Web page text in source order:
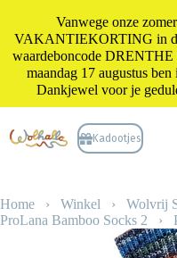
naar
de
Kadootjes
Home › Winkel › Wolvrij
ProLana Bamboo Socks 2 ›
Vanwege onze
VAKANTIEKORTING in
waardeboncode DRENTHE
maandag 17 augustus
Dankjewel voor je